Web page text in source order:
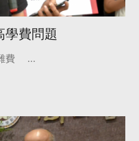
學費問題
費 ...